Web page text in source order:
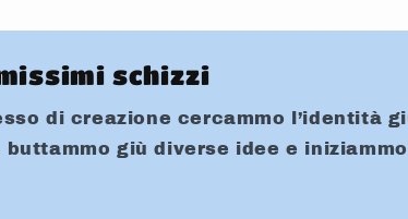
schizzi
di creazione cercammo l’identità
giù diverse idee e